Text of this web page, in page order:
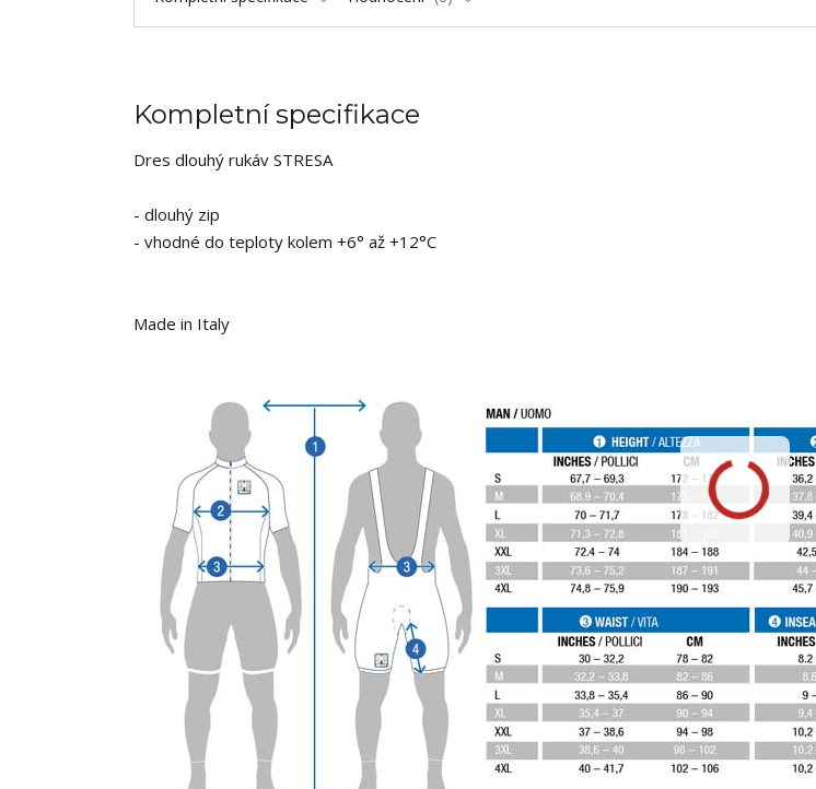
Kompletní specifikace
Dres dlouhý rukáv STRESA
- dlouhý zip
- vhodné do teploty kolem +6° až +12°C
Made in Italy